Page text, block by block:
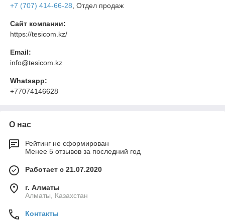
+7 (707) 414-66-28 , Отдел продаж
Сайт компании:
https://tesicom.kz/
Email:
info@tesicom.kz
Whatsapp:
+77074146628
О нас
Рейтинг не сформирован
Менее 5 отзывов за последний год
Работает с 21.07.2020
г. Алматы
Алматы, Казахстан
Контакты